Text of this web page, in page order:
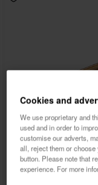
Cookies and
We use proprietary and
used and in order to
customise our adverts,
all, reject them or
button. Please note that
experience. For more